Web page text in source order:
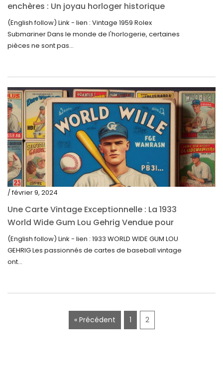
mars 2022
février 2022
décembre 2021
septembre 2021
août 2021
juillet 2021
juin 2021
mai 2021
avril 2021
mars 2021
janvier 2021
décembre 2020
novembre 2020
septembre 2020
enchères : Un joyau horloger historique
trouve un nouveau propriétaire pour 60 000
$
(English follow) Link - lien : Vintage 1959 Rolex
Submariner Dans le monde de l'horlogerie, certaines
pièces ne sont pas...
/ février 9, 2024
Une Carte Vintage Exceptionnelle : La 1933
World Wide Gum Lou Gehrig Vendue pour
5500$ aux Enchères
(English follow) Link - lien : 1933 WORLD WIDE GUM LOU
GEHRIG Les passionnés de cartes de baseball vintage
ont...
« Précédent 1 2